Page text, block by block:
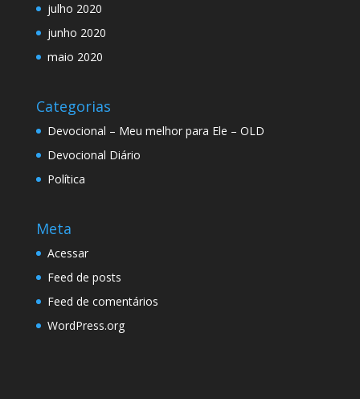
julho 2020
junho 2020
maio 2020
Categorias
Devocional – Meu melhor para Ele – OLD
Devocional Diário
Política
Meta
Acessar
Feed de posts
Feed de comentários
WordPress.org